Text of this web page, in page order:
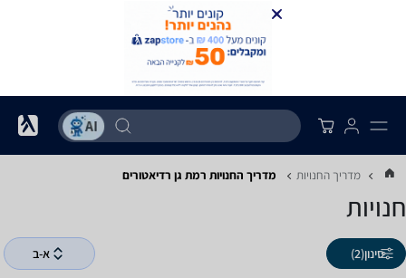
מדריך החנויות מדריך החנויות ‏רמת גן ‏רדיאטורים
חנויות
סינון(2) א-ב